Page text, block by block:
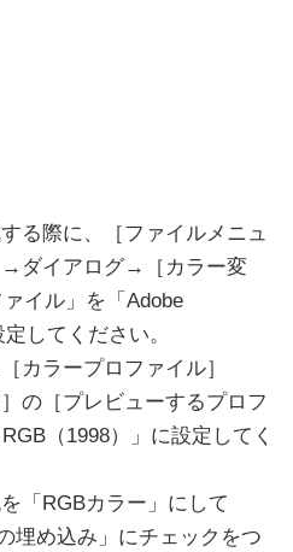
る際に、［ファイルメニュ
ダイアログ→［カラー変
イル」を「Adobe
してください。
カラープロファイル］
の［プレビューするプロフ
（1998）」に設定してく
「RGBカラー」にして
埋め込み」にチェックをつ